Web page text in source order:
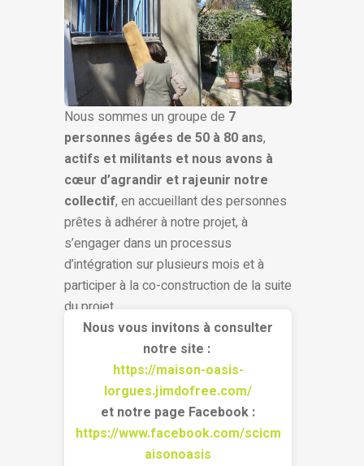
Nous sommes un groupe de 7
personnes âgées de 50 à 80 ans,
actifs et militants et nous avons à
cœur d’agrandir et rajeunir notre
collectif, en accueillant des personnes
prêtes à adhérer à notre projet, à
s’engager dans un processus
d’intégration sur plusieurs mois et à
participer à la co-construction de la suite
du projet.
Nous vous invitons à consulter
notre site :
https://maison-oasis-
lorgues.jimdofree.com/
et notre page Facebook :
https://www.facebook.com/scicm
aisonoasis